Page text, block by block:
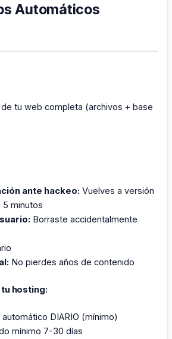
Automáticos
tu web completa (archivos + base
ante hackeo: Vuelves a versión
5 minutos
Borraste accidentalmente
No pierdes años de contenido
hosting:
automático DIARIO (mínimo)
mínimo 7-30 días